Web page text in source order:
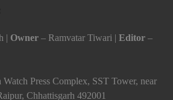
| Owner – Ramvatar Tiwari | Editor –
Watch Press Complex, SST Tower, near
Chhattisgarh 492001